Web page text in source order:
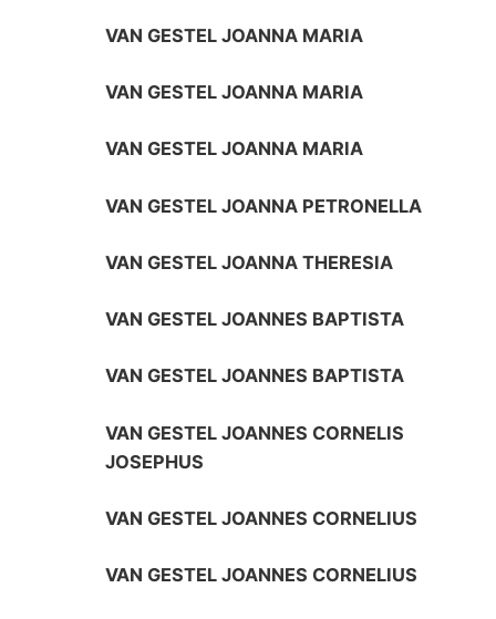
VAN GESTEL JOANNA MARIA
VAN GESTEL JOANNA MARIA
VAN GESTEL JOANNA MARIA
VAN GESTEL JOANNA PETRONELLA
VAN GESTEL JOANNA THERESIA
VAN GESTEL JOANNES BAPTISTA
VAN GESTEL JOANNES BAPTISTA
VAN GESTEL JOANNES CORNELIS
JOSEPHUS
VAN GESTEL JOANNES CORNELIUS
VAN GESTEL JOANNES CORNELIUS